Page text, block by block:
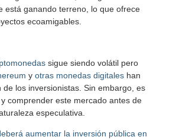
está ganando terreno, lo que ofrece
ecoamigables.
sigue siendo volátil pero
y otras monedas digitales han
los inversionistas. Sin embargo, es
comprender este mercado antes de
especulativa.
aumentar la inversión pública en